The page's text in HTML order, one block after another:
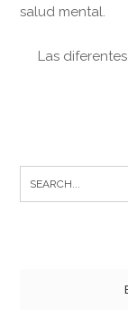
salud mental.
Las